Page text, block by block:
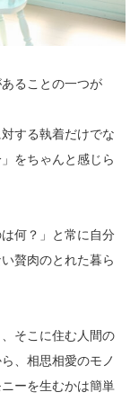
ることの一つが
する執着だけでな
をちゃんと感じら
何？」と常に自分
贅肉のとれた暮ら
そこに住む人間の
、相思相愛のモノ
ーを生むかは簡単